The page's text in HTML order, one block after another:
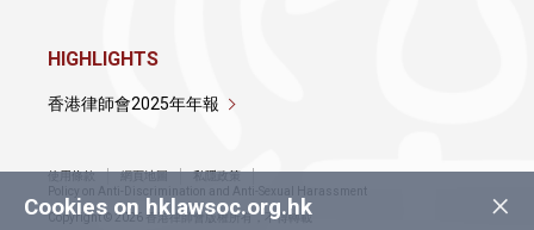
×
Cookies on hklawsoc.org.hk
HIGHLIGHTS
香港律師會2025年年報
使用條款 網頁地圖
私隱政策
Policy on Anti-Discrimination and Anti-Sexual Harassment
Copyright © 2026 香港律師會版權所有，不得轉載